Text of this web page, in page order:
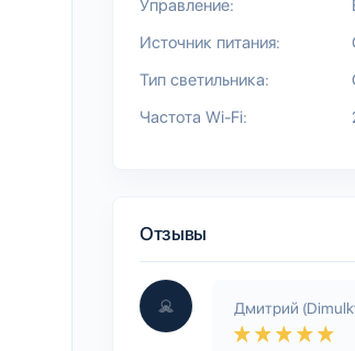
Управление:
Источник питания:
Тип светильника:
Частота Wi-Fi:
Отзывы
Дмитрий